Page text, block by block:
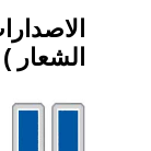
الشعار )